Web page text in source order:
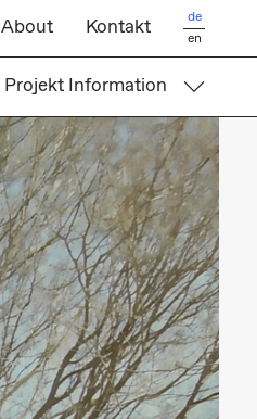
About Kontakt
de
en
Projekt Information